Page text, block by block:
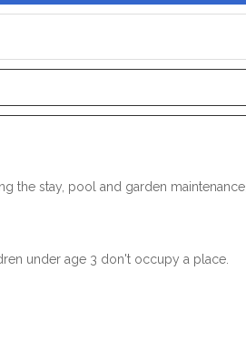
the stay, pool and garden maintenance,
under age 3 don't occupy a place.